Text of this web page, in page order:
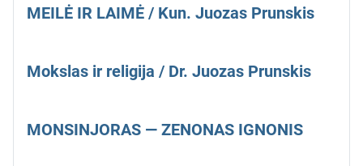
MEILĖ IR LAIMĖ / Kun. Juozas Prunskis
Mokslas ir religija / Dr. Juozas Prunskis
MONSINJORAS — ZENONAS IGNONIS